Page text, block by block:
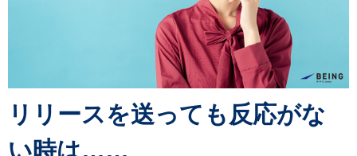
リリースを送っても反応がな
い時は……